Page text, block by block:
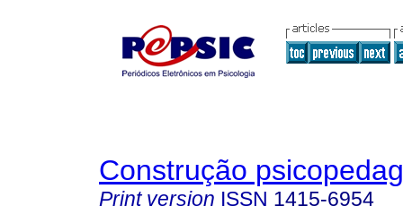
Construção
Print version ISSN 1415-6954